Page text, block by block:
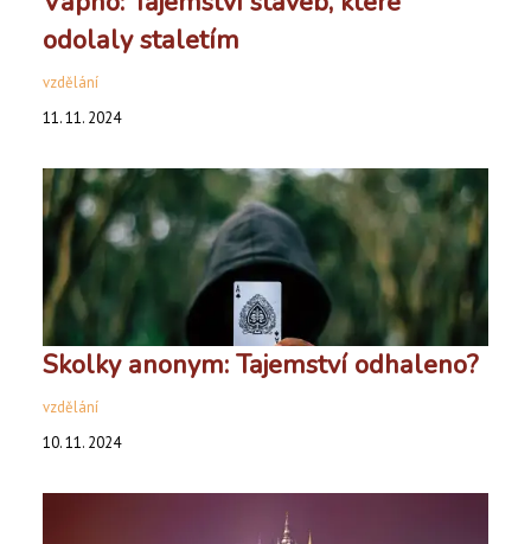
odolaly staletím
vzdělání
11. 11. 2024
Skolky anonym: Tajemství odhaleno?
vzdělání
10. 11. 2024